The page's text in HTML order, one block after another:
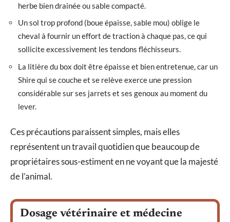
herbe bien drainée ou sable compacté.
Un sol trop profond (boue épaisse, sable mou) oblige le
cheval à fournir un effort de traction à chaque pas, ce qui
sollicite excessivement les tendons fléchisseurs.
La litière du box doit être épaisse et bien entretenue, car un
Shire qui se couche et se relève exerce une pression
considérable sur ses jarrets et ses genoux au moment du
lever.
Ces précautions paraissent simples, mais elles
représentent un travail quotidien que beaucoup de
propriétaires sous-estiment en ne voyant que la majesté
de l’animal.
Dosage vétérinaire et médecine